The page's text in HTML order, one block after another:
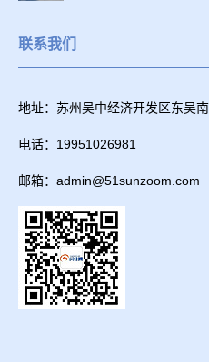
联系我们
地址：苏州吴中经济开发区东吴
电话：19951026981
邮箱：admin@51sunzoom.com